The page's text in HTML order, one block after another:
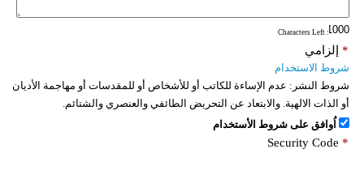
: Characters Left
إلزامي *
شروط الاستخدام
شروط النشر: عدم الإساءة للكاتب أو للأشخاص أو للمقدسات أو مهاجمة الأديان
أو الذات الالهية. والابتعاد عن التحريض الطائفي والعنصري والشتائم.
اُوافق على شروط الأستخدام
Security Code *